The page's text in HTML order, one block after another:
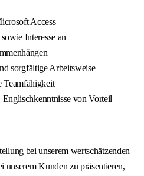
Access
Interesse an
sorgfältige Arbeitsweise
Teamfähigkeit
Englischkenntnisse von Vorteil
bei unserem wertschätzenden
Kunden zu präsentieren,